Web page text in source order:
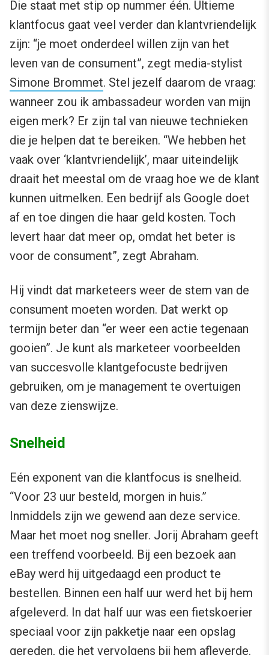
Die staat met stip op nummer één. Ultieme
klantfocus gaat veel verder dan klantvriendelijk
zijn: “je moet onderdeel willen zijn van het
leven van de consument”, zegt media-stylist
Simone Brommet. Stel jezelf daarom de vraag:
wanneer zou ik ambassadeur worden van mijn
eigen merk? Er zijn tal van nieuwe technieken
die je helpen dat te bereiken. “We hebben het
vaak over ‘klantvriendelijk’, maar uiteindelijk
draait het meestal om de vraag hoe we de klant
kunnen uitmelken. Een bedrijf als Google doet
af en toe dingen die haar geld kosten. Toch
levert haar dat meer op, omdat het beter is
voor de consument”, zegt Abraham.
Hij vindt dat marketeers weer de stem van de
consument moeten worden. Dat werkt op
termijn beter dan “er weer een actie tegenaan
gooien”. Je kunt als marketeer voorbeelden
van succesvolle klantgefocuste bedrijven
gebruiken, om je management te overtuigen
van deze zienswijze.
Snelheid
Eén exponent van die klantfocus is snelheid.
“Voor 23 uur besteld, morgen in huis.”
Inmiddels zijn we gewend aan deze service.
Maar het moet nog sneller. Jorij Abraham geeft
een treffend voorbeeld. Bij een bezoek aan
eBay werd hij uitgedaagd een product te
bestellen. Binnen een half uur werd het bij hem
afgeleverd. In dat half uur was een fietskoerier
speciaal voor zijn pakketje naar een opslag
gereden, die het vervolgens bij hem afleverde.